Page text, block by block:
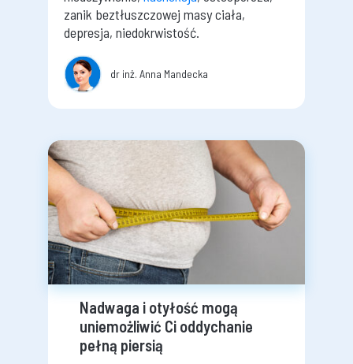
zanik beztłuszczowej masy ciała,
depresja, niedokrwistość.
dr inż. Anna Mandecka
Nadwaga i otyłość mogą
uniemożliwić Ci oddychanie
pełną piersią